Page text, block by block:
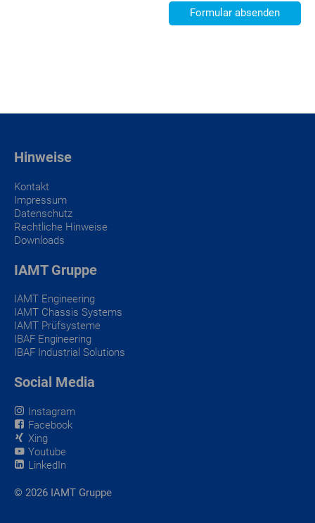
Formular absenden
Das Kleingedruckte
Hinweise
Kontakt
Impressum
Datenschutz
Rechtliche Hinweise
Downloads
IAMT Gruppe
IAMT Engineering
IAMT Chassis Systems
IAMT Prüfsysteme
IBAF Engineering
IBAF Industrial Solutions
Social Media
Instagram
Facebook
Xing
Youtube
LinkedIn
© 2026 IAMT Gruppe